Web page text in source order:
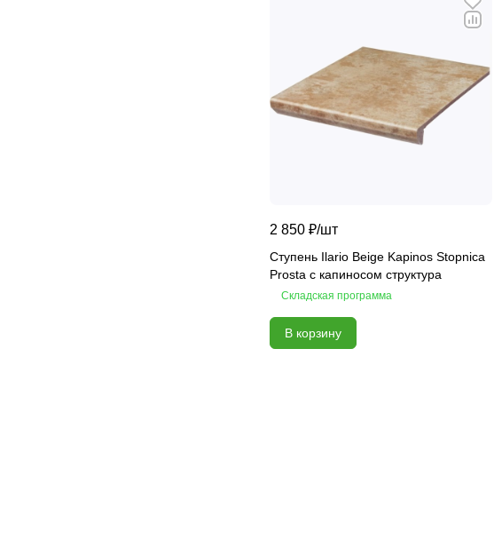
2 850 ₽/шт
Ступень Ilario Beige Kapinos Stopnica
Prosta с капиносом структура
Складская программа
В корзину